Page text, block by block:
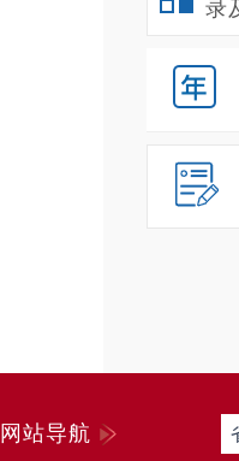
录
网站导航